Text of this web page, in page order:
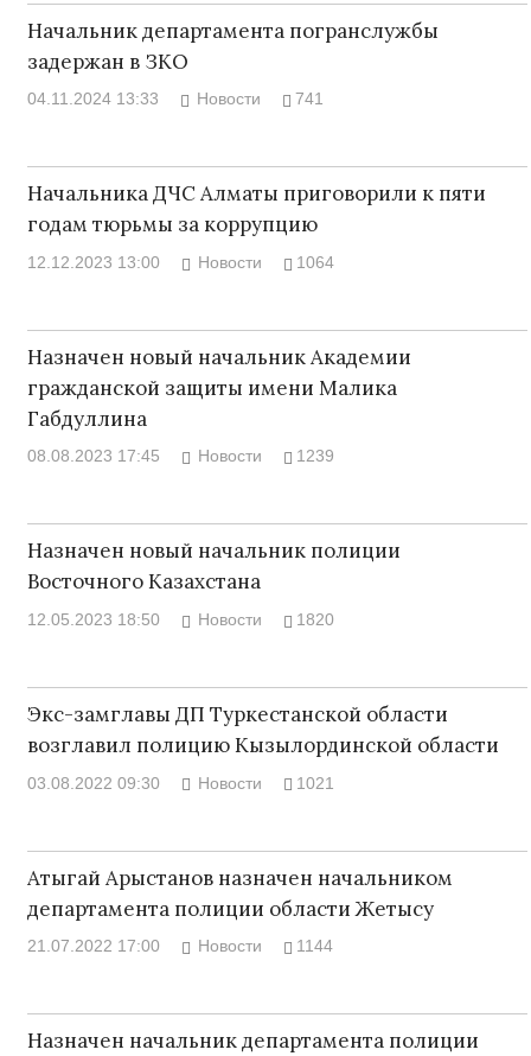
Начальник департамента погранслужбы
задержан в ЗКО
04.11.2024 13:33 Новости 741
Начальника ДЧС Алматы приговорили к пяти
годам тюрьмы за коррупцию
12.12.2023 13:00 Новости 1064
Назначен новый начальник Академии
гражданской защиты имени Малика
Габдуллина
08.08.2023 17:45 Новости 1239
Назначен новый начальник полиции
Восточного Казахстана
12.05.2023 18:50 Новости 1820
Экс-замглавы ДП Туркестанской области
возглавил полицию Кызылординской области
03.08.2022 09:30 Новости 1021
Атыгай Арыстанов назначен начальником
департамента полиции области Жетысу
21.07.2022 17:00 Новости 1144
Назначен начальник департамента полиции